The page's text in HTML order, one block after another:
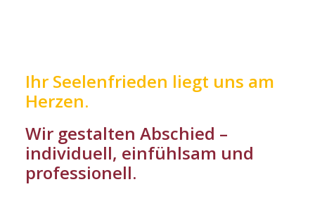
Ihr Seelenfrieden liegt uns am
Herzen.
Wir gestalten Abschied –
individuell, einfühlsam und
professionell.